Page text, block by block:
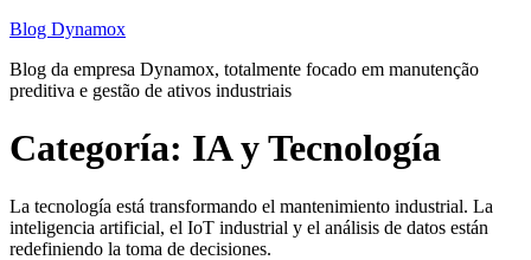
Saltar
contenido
Blog Dynamox
Blog da empresa Dynamox, totalmente focado em manutenção
preditiva e gestão de ativos industriais
Categoría: IA y Tecnología
La tecnología está transformando el mantenimiento industrial. La
inteligencia artificial, el IoT industrial y el análisis de datos están
redefiniendo la toma de decisiones.